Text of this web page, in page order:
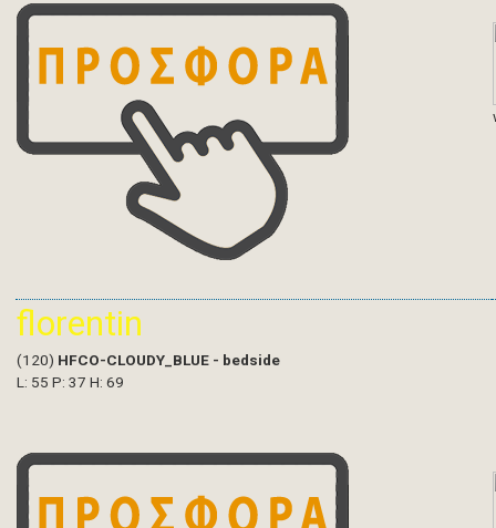
florentin
(120) HFCO-CLOUDY_BLUE - bedside
L: 55 P: 37 H: 69